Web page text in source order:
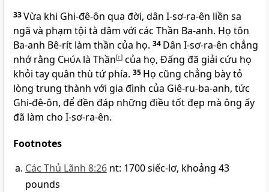
33Vừa khi Ghi-đê-ôn qua đời, dân I-sơ-ra-ên liền sa
ngã và phạm tội tà dâm với các Thần Ba-anh. Họ tôn
Ba-anh Bê-rít làm thần của họ. 34 Dân I-sơ-ra-ên chẳng
nhớ rằng Chúalà Thần[c] của họ, Ðấng đã giải cứu họ
khỏi tay quân thù tứ phía. 35 Họ cũng chẳng bày tỏ
lòng trung thành với gia đình của Giê-ru-ba-anh, tức
Ghi-đê-ôn, để đền đáp những điều tốt đẹp mà ông ấy
đã làm cho I-sơ-ra-ên.
Footnotes
Các Thủ Lãnh 8:26 nt: 1700 siếc-lơ, khoảng 43
pounds